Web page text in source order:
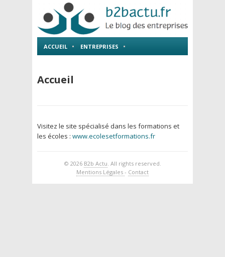
ACCUEIL ENTREPRISES
Accueil
Visitez le site spécialisé dans les formations et
les écoles : www.ecolesetformations.fr
© 2026 B2b Actu. All rights reserved.
Mentions Légales - Contact